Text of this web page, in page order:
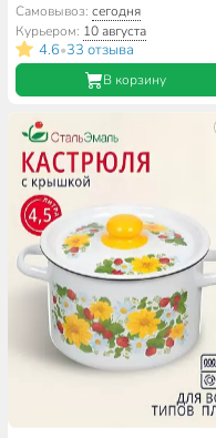
цилиндрическая, СтальЭмаль,
Мозаика белоснежная,
1RB241M, индукция
Самовывоз:сегодня
Курьером: 10 августа
4.6•33 отзыва
В корзину